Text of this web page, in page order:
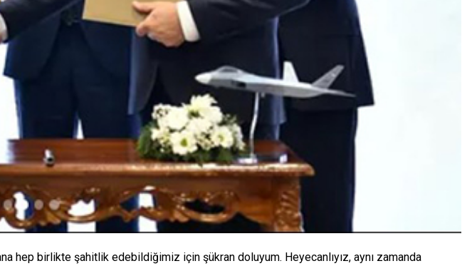
hep birlikte şahitlik edebildiğimiz için şükran doluyum. Heyecanlıyız, aynı zamanda